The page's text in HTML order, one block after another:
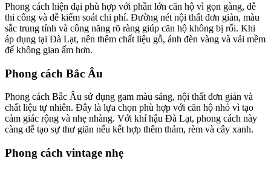
Phong cách hiện đại phù hợp với phần lớn căn hộ vì gọn gàng, dễ
thi công và dễ kiểm soát chi phí. Đường nét nội thất đơn giản, màu
sắc trung tính và công năng rõ ràng giúp căn hộ không bị rối. Khi
áp dụng tại Đà Lạt, nên thêm chất liệu gỗ, ánh đèn vàng và vải mềm
để không gian ấm hơn.
Phong cách Bắc Âu
Phong cách Bắc Âu sử dụng gam màu sáng, nội thất đơn giản và
chất liệu tự nhiên. Đây là lựa chọn phù hợp với căn hộ nhỏ vì tạo
cảm giác rộng và nhẹ nhàng. Với khí hậu Đà Lạt, phong cách này
càng dễ tạo sự thư giãn nếu kết hợp thêm thảm, rèm và cây xanh.
Phong cách vintage nhẹ